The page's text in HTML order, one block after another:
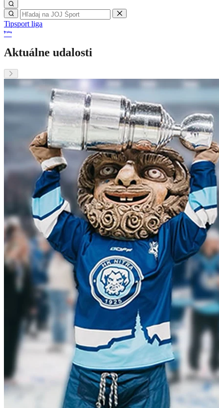
Tipsport liga
Aktuálne udalosti